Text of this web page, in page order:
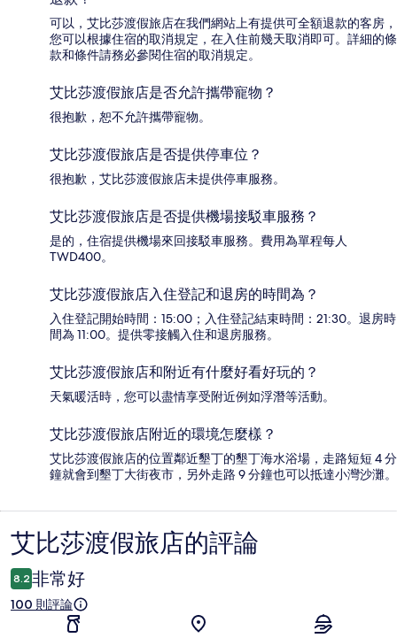
可以，艾比莎渡假旅店在我們網站上有提供可全額退款的客房，
您可以根據住宿的取消規定，在入住前幾天取消即可。詳細的條
款和條件請務必參閱住宿的取消規定。
艾比莎渡假旅店是否允許攜帶寵物？
很抱歉，恕不允許攜帶寵物。
艾比莎渡假旅店是否提供停車位？
很抱歉，艾比莎渡假旅店未提供停車服務。
艾比莎渡假旅店是否提供機場接駁車服務？
是的，住宿提供機場來回接駁車服務。費用為單程每人
TWD400。
艾比莎渡假旅店入住登記和退房的時間為？
入住登記開始時間：15:00；入住登記結束時間：21:30。退房時
間為 11:00。提供零接觸入住和退房服務。
艾比莎渡假旅店和附近有什麼好看好玩的？
天氣暖活時，您可以盡情享受附近例如浮潛等活動。
艾比莎渡假旅店附近的環境怎麼樣？
艾比莎渡假旅店的位置鄰近墾丁的墾丁海水浴場，走路短短 4 分
鐘就會到墾丁大街夜市，另外走路 9 分鐘也可以抵達小灣沙灘。
評
論
艾比莎渡假旅店的評論
8.2 非常好
100 則評論